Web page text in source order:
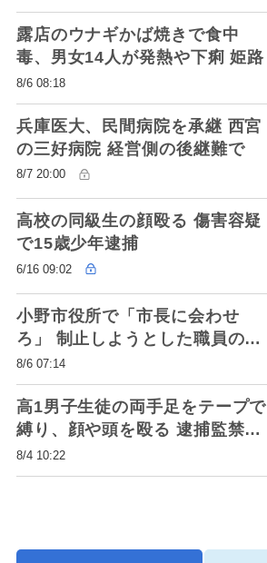
める
露店のウナギかば焼きで食中
毒、男女14人が発熱や下痢 姫路
8/6 08:18
兵庫医大、民間病院を承継 西宮
の三好病院 経営側の後継難で
8/7 20:00
高校の同級生の顔殴る 傷害容疑
で15歳少年逮捕
6/16 09:02
小野市役所で「市長に会わせ
ろ」 制止しようとした職員の腕
つかむ 暴行容疑で73歳男逮捕
8/6 07:14
高1男子生徒の両手足をテープで
縛り、顔や頭を殴る 逮捕監禁な
どの疑いで17歳少年逮捕 神戸
8/4 10:22